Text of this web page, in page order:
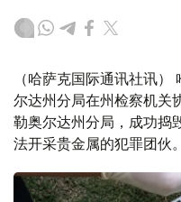
（哈萨克国际通讯社讯
尔达州分局在州检察机关
勒奥尔达州分局，成功捣
法开采贵金属的犯罪团伙。